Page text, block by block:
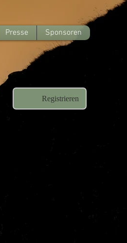
Presse Sponsoren
Registrieren